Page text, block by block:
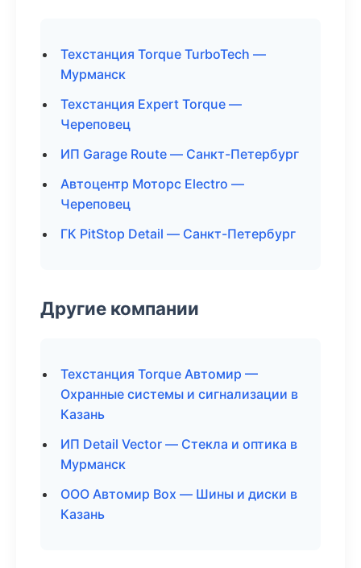
Техстанция Torque TurboTech —
Мурманск
Техстанция Expert Torque —
Череповец
ИП Garage Route — Санкт-Петербург
Автоцентр Моторс Electro —
Череповец
ГК PitStop Detail — Санкт-Петербург
Другие компании
Техстанция Torque Автомир —
Охранные системы и сигнализации в
Казань
ИП Detail Vector — Стекла и оптика в
Мурманск
ООО Автомир Box — Шины и диски в
Казань